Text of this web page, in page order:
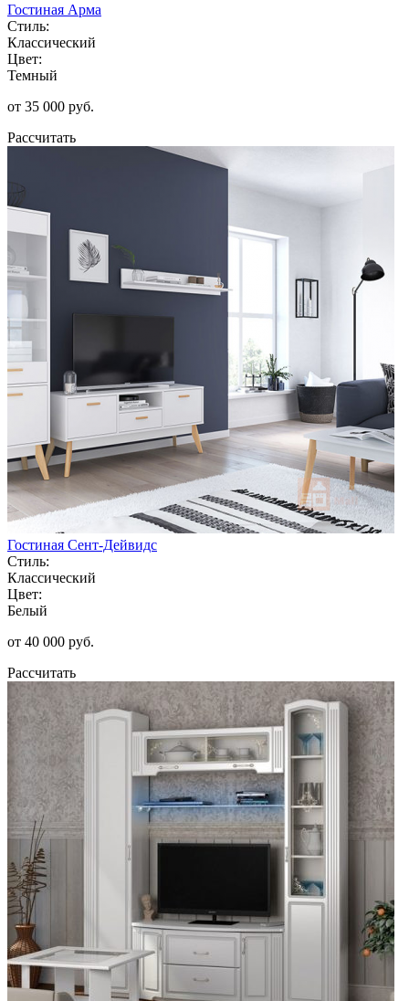
Гостиная Арма
Стиль:
Классический
Цвет:
Темный
от 35 000 руб.
Рассчитать
Гостиная Сент-Дейвидс
Стиль:
Классический
Цвет:
Белый
от 40 000 руб.
Рассчитать